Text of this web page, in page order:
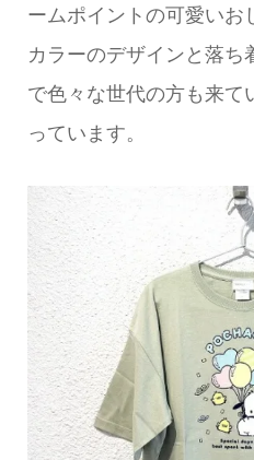
ームポイントの可愛いお
カラーのデザインと落ち
で色々な世代の方も来て
っています。